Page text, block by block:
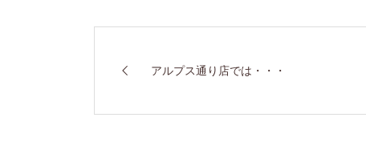
アルプス通り店では・・・